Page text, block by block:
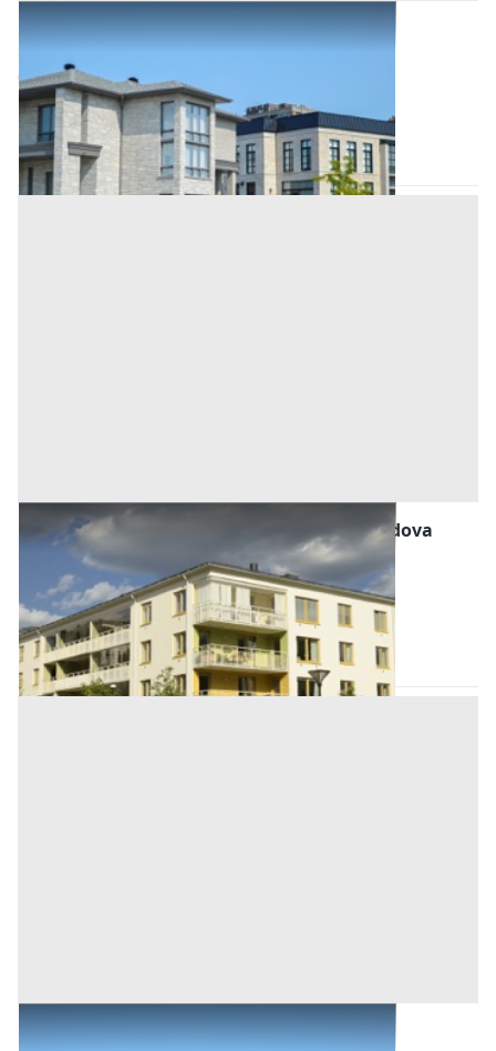
Abitazione di Tipo Civile all'asta a Padova
Pernumia (Padova)
60.150 € 80.200 €
Codice asta:57290c52
Asta chiusa
Abitazione di Tipo Economico all'asta a Padova
Pernumia (Padova)
Offerta minima
105.453 € 140.604 €
Codice asta:CH21711322
Asta chiusa
Abitazione di Tipo Civile all'asta a Padova